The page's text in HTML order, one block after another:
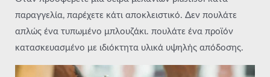
παραγγελία, παρέχετε κάτι αποκλειστικό. Δεν πουλάτε
απλώς ένα τυπωμένο μπλουζάκι. πουλάτε ένα προϊόν
κατασκευασμένο με ιδιόκτητα υλικά υψηλής απόδοσης.